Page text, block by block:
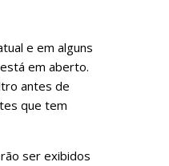
e em alguns
em aberto.
antes de
que tem
ser exibidos